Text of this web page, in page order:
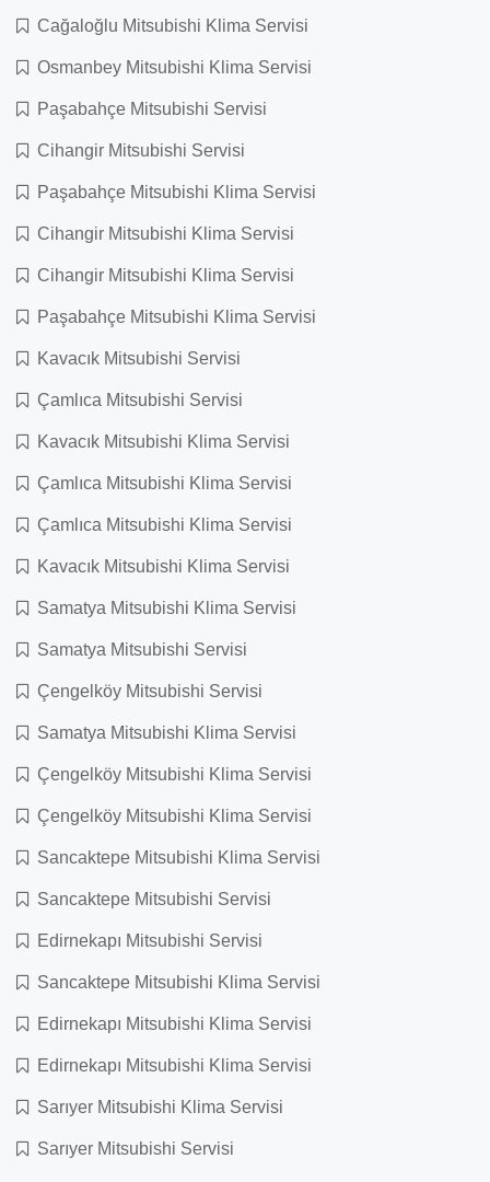
Cağaloğlu Mitsubishi Klima Servisi
Osmanbey Mitsubishi Klima Servisi
Paşabahçe Mitsubishi Servisi
Cihangir Mitsubishi Servisi
Paşabahçe Mitsubishi Klima Servisi
Cihangir Mitsubishi Klima Servisi
Cihangir Mitsubishi Klima Servisi
Paşabahçe Mitsubishi Klima Servisi
Kavacık Mitsubishi Servisi
Çamlıca Mitsubishi Servisi
Kavacık Mitsubishi Klima Servisi
Çamlıca Mitsubishi Klima Servisi
Çamlıca Mitsubishi Klima Servisi
Kavacık Mitsubishi Klima Servisi
Samatya Mitsubishi Klima Servisi
Samatya Mitsubishi Servisi
Çengelköy Mitsubishi Servisi
Samatya Mitsubishi Klima Servisi
Çengelköy Mitsubishi Klima Servisi
Çengelköy Mitsubishi Klima Servisi
Sancaktepe Mitsubishi Klima Servisi
Sancaktepe Mitsubishi Servisi
Edirnekapı Mitsubishi Servisi
Sancaktepe Mitsubishi Klima Servisi
Edirnekapı Mitsubishi Klima Servisi
Edirnekapı Mitsubishi Klima Servisi
Sarıyer Mitsubishi Klima Servisi
Sarıyer Mitsubishi Servisi